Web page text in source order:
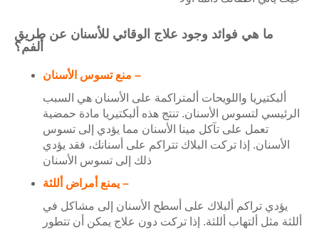
ما هي فوائد وجود علاج الوقائي للأسنان عن طريق
ألفم؟
منع تسوس الأسنان –
ألبكتيريا واللويحات ألمتراكمة على الأسنان هي السبب
الرئيسي لتسوس الأسنان. تنتج هذه ألبكتيريا مادة حمضية
تعمل على تآكل مينا الأسنان مما يؤدي إلى تسوس
الأسنان. إذا تركت البلاك تتراكم على أسنانك، فقد يؤدي
ذلك إلى تسوس الأسنان
يمنع أمراض أللثة –
يؤدي تراكم ألبلاك على أسطح الأسنان إلى مشاكل في
أللثة مثل ألتهاب أللثة. إذا تركت دون علاج يمكن أن تتطور